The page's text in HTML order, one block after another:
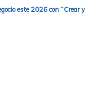
este 2026 con “Crear y